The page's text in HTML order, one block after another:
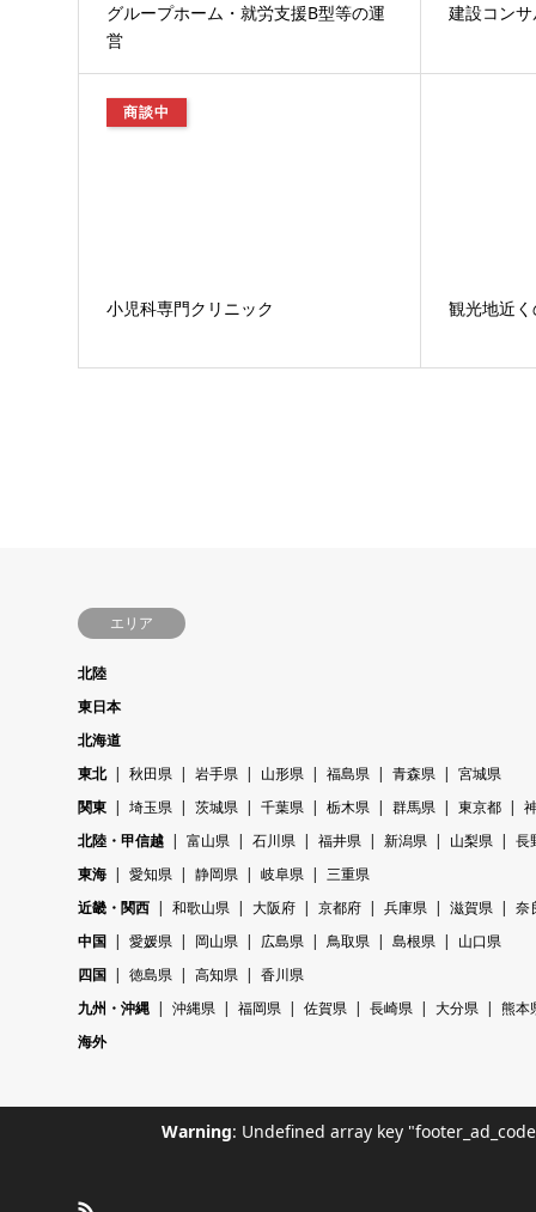
グループホーム・就労支援B型等の運
営
建設コン
商談中
小児科専門クリニック 観光地近
エリア
北陸
東日本
北海道
東北
秋田県 岩手県 山形県 福島県 青森県
宮城県
関東
埼玉県 茨城県 千葉県 栃木県 群馬県 東京都
北陸・甲信越
富山県 石川県 福井県 新潟県 山梨県
長
東海
愛知県 静岡県 岐阜県
三重県
近畿・関西
和歌山県 大阪府 京都府 兵庫県 滋賀県
奈
中国
愛媛県 岡山県 広島県 鳥取県 島根県
山口県
四国
徳島県 高知県
香川県
九州・沖縄
沖縄県 福岡県 佐賀県 長崎県 大分県
熊本
海外
Warning: Undefined array key